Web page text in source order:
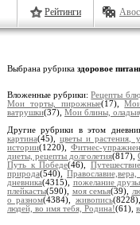
Рейтинги
Выбрана рубрика здоровое
Вложенные рубрики:Рецепты
Мои торты, пирожные(17),
ватрушки(37), Мои блины, оладьи
Другие рубрики в этом
картина(45),цветы и растения,
истории(1220), Фитнес-
диеты, рецепты долголетия(817),
Путь к Победе(46),
природа(540),
дневника(4315), пожелание
плейкасты(590), моя семья(39),
о разном(4384), живопись
людей, во имя тебя, Родина!(61),